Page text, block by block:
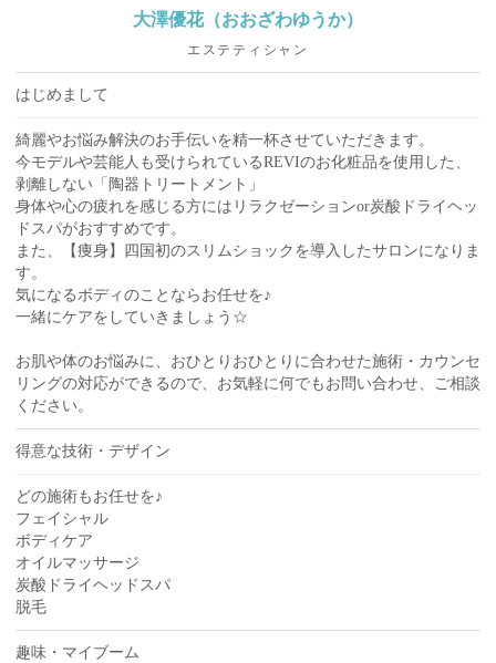
大澤優花（おおざわゆうか）
エステティシャン
はじめまして
綺麗やお悩み解決のお手伝いを精一杯させていただきます。
今モデルや芸能人も受けられているREVIのお化粧品を使用した、
剥離しない「陶器トリートメント」
身体や心の疲れを感じる方にはリラクゼーションor炭酸ドライヘッ
ドスパがおすすめです。
また、【痩身】四国初のスリムショックを導入したサロンになりま
す。
気になるボディのことならお任せを♪
一緒にケアをしていきましょう☆
お肌や体のお悩みに、おひとりおひとりに合わせた施術・カウンセ
リングの対応ができるので、お気軽に何でもお問い合わせ、ご相談
ください。
得意な技術・デザイン
どの施術もお任せを♪
フェイシャル
ボディケア
オイルマッサージ
炭酸ドライヘッドスパ
脱毛
趣味・マイブーム